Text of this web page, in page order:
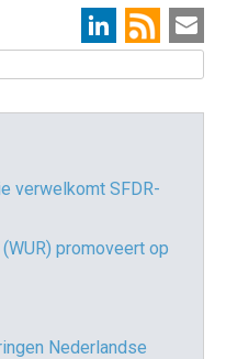
verwelkomt SFDR-
promoveert op
Nederlandse